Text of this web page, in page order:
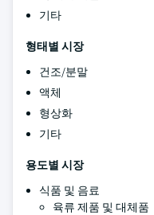
기타
형태별 시장
건조/분말
액체
형상화
기타
용도별 시장
식품 및 음료
육류 제품 및 대체품